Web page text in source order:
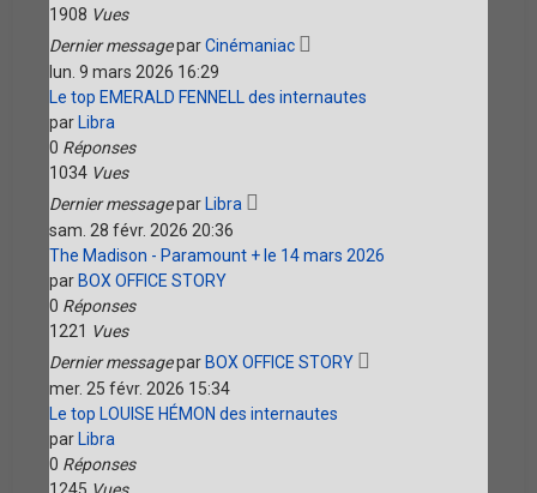
1908 Vues
Dernier messageparCinémaniac
lun. 9 mars 2026 16:29
Le top EMERALD FENNELL des internautes
par Libra
0 Réponses
1034 Vues
Dernier messagepar Libra
sam. 28 févr. 2026 20:36
The Madison - Paramount + le 14 mars 2026
par BOX OFFICE STORY
0 Réponses
1221 Vues
Dernier messagepar BOX OFFICE STORY
mer. 25 févr. 2026 15:34
Le top LOUISE HÉMON des internautes
par Libra
0 Réponses